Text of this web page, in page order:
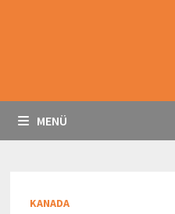
MENÜ
KANADA